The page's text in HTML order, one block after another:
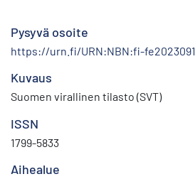
Pysyvä osoite
https://urn.fi/URN:NBN:fi-
Kuvaus
Suomen virallinen tilasto (SVT)
ISSN
1799-5833
Aihealue